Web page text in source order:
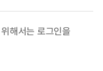
해서는 로그인을